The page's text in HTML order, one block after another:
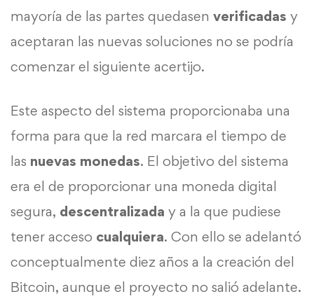
mayoría de las partes quedasen verificadas y
aceptaran las nuevas soluciones no se podría
comenzar el siguiente acertijo.
Este aspecto del sistema proporcionaba una
forma para que la red marcara el tiempo de
las nuevas monedas. El objetivo del sistema
era el de proporcionar una moneda digital
segura, descentralizada y a la que pudiese
tener acceso cualquiera. Con ello se adelantó
conceptualmente diez años a la creación del
Bitcoin, aunque el proyecto no salió adelante.